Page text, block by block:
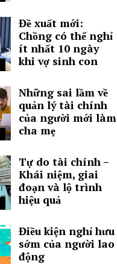
Đề xuất mới:
Chồng có thể nghỉ
ít nhất 10 ngày
khi vợ sinh con
Những sai lầm về
quản lý tài chính
của người mới làm
cha mẹ
Tự do tài chính –
Khái niệm, giai
đoạn và lộ trình
hiệu quả
Điều kiện nghỉ hưu
sớm của người lao
động